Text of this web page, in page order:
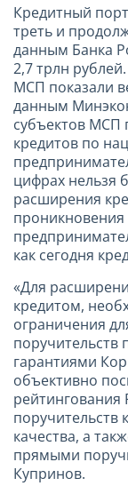
Кредитный
треть и
данным Банка
2,7 трлн
МСП показали
данным
субъектов МСП
кредитов по
цифрах нельзя
расширения
проникновения
как сегодня
«Для
кредитом,
ограничения
поручительств
гарантиями
объективно
рейтингования
поручительств
качества, а
прямыми
Купринов.